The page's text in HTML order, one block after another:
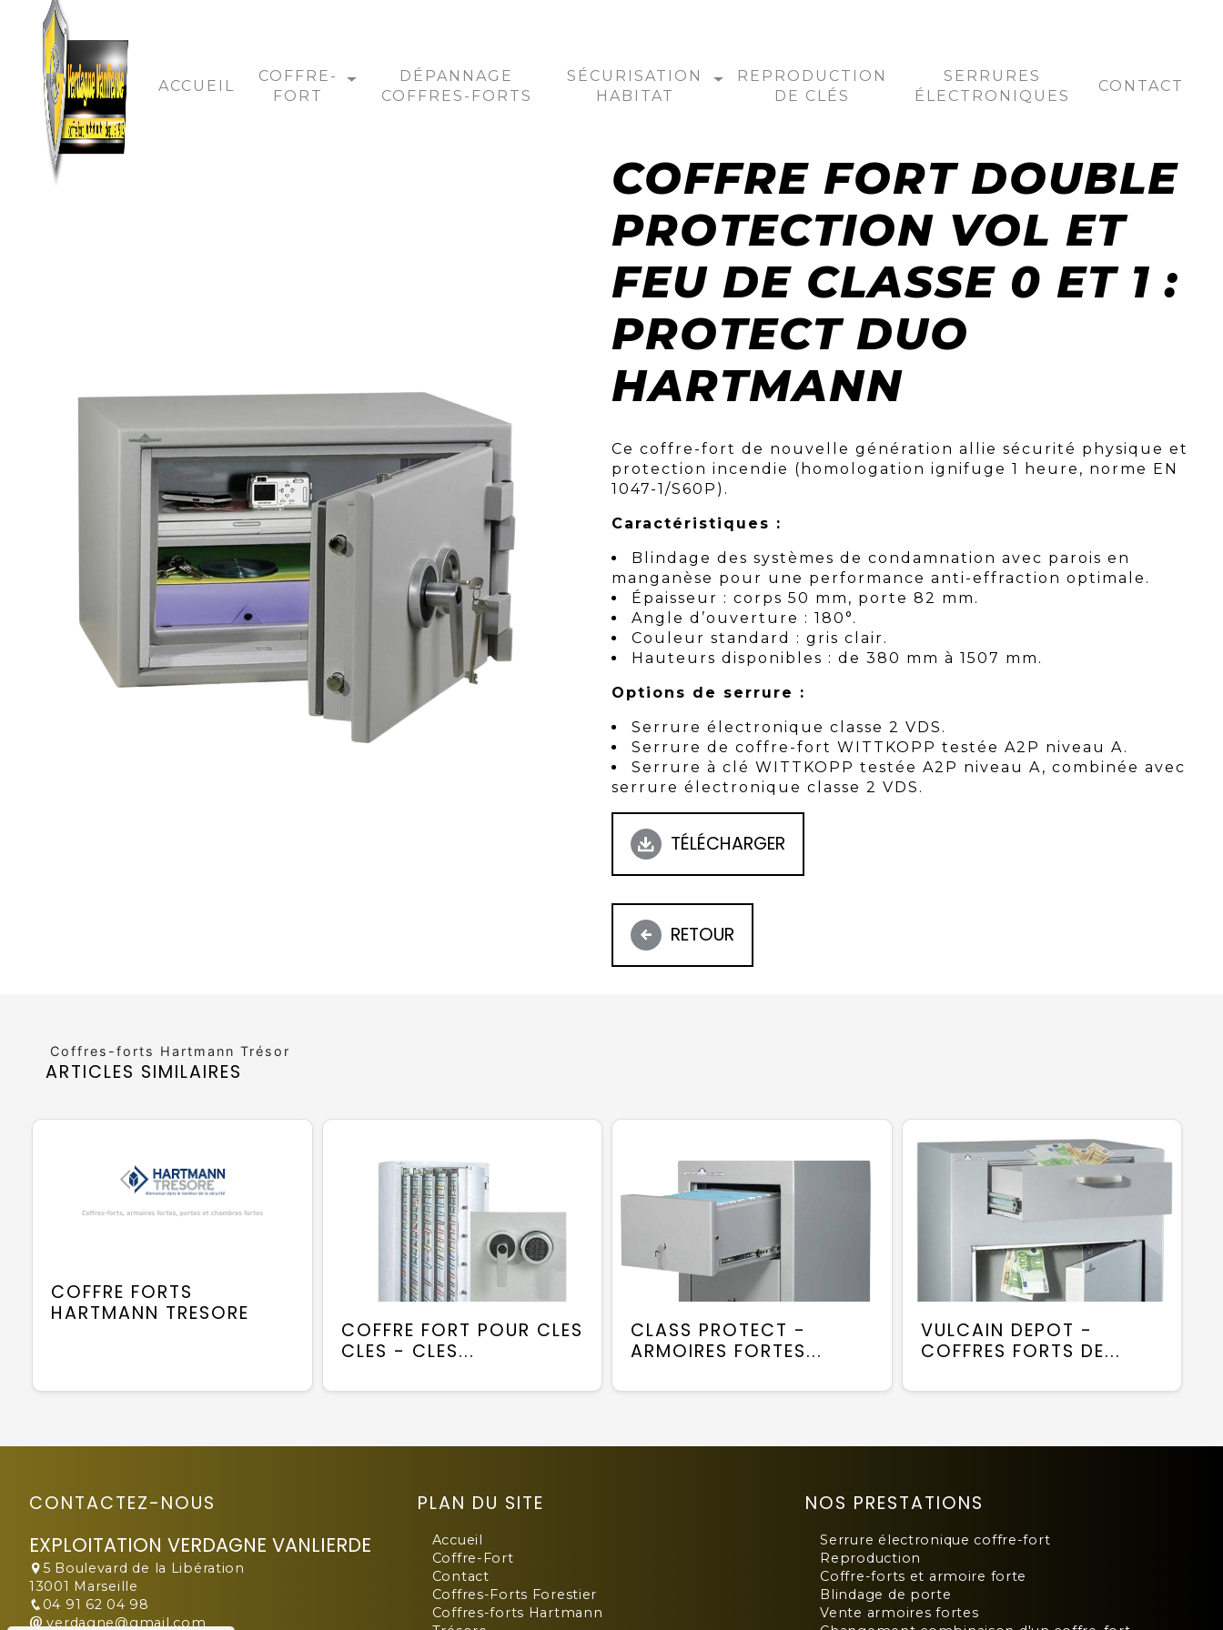
ACCUEIL
COFFRE-
FORT
DÉPANNAGE
COFFRES-FORTS
SÉCURISATION
HABITAT
REPRODUCTION
DE CLÉS
SERRURES
ÉLECTRONIQUES
CONTACT
COFFRE FORT DOUBLE
PROTECTION VOL ET
FEU DE CLASSE 0 ET 1 :
PROTECT DUO
HARTMANN
Ce coffre-fort de nouvelle génération allie sécurité physique et
protection incendie (homologation ignifuge 1 heure, norme EN
1047-1/S60P).
Caractéristiques :
Blindage des systèmes de condamnation avec parois en
manganèse pour une performance anti-effraction optimale.
Épaisseur : corps 50 mm, porte 82 mm.
Angle d’ouverture : 180°.
Couleur standard : gris clair.
Hauteurs disponibles : de 380 mm à 1507 mm.
Options de serrure :
Serrure électronique classe 2 VDS.
Serrure de coffre-fort WITTKOPP testée A2P niveau A.
Serrure à clé WITTKOPP testée A2P niveau A, combinée avec
serrure électronique classe 2 VDS.
TÉLÉCHARGER
RETOUR
Coffres-forts Hartmann Trésor
ARTICLES SIMILAIRES
COFFRE FORTS
HARTMANN TRESORE
COFFRE FORT POUR CLES
CLES - CLES...
CLASS PROTECT -
ARMOIRES FORTES...
VULCAIN DEPOT -
COFFRES FORTS DE...
CONTACTEZ-NOUS
EXPLOITATION VERDAGNE VANLIERDE
5 Boulevard de la Libération
13001 Marseille
04 91 62 04 98
verdagne@gmail.com
PLAN DU SITE
Accueil
Coffre-Fort
Contact
Coffres-Forts Forestier
Coffres-forts Hartmann
NOS PRESTATIONS
Serrure électronique coffre-fort
Reproduction
Coffre-forts et armoire forte
Blindage de porte
Vente armoires fortes
Panneau de gestion des cookies